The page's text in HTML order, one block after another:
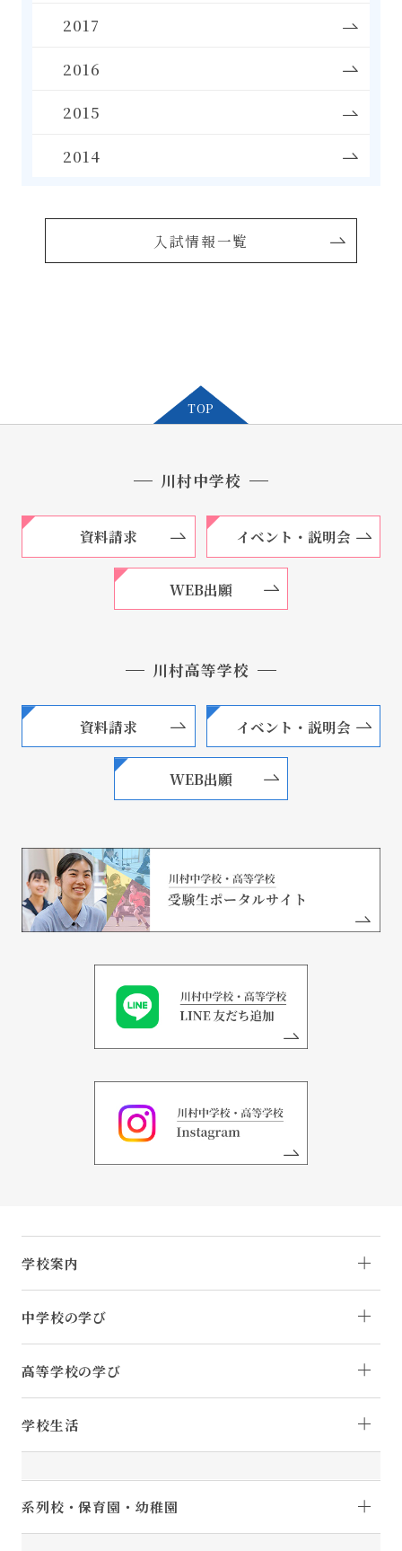
2017
2016
2015
2014
入試情報一覧
TOP
川村中学校
資料請求 イベント・説明会
WEB出願
川村高等学校
資料請求 イベント・説明会
WEB出願
学校案内
中学校の学び
高等学校の学び
学校生活
系列校・保育園・幼稚園